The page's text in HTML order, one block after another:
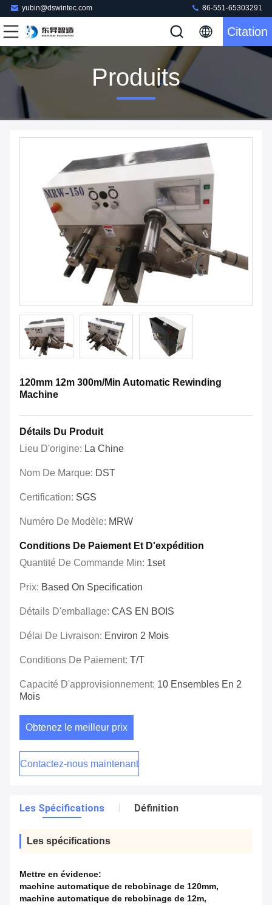
yubin@dswintec.com 86-551-65303291
Citation
Produits
120mm 12m 300m/Min Automatic Rewinding
Machine
Détails Du Produit
Lieu D'origine: La Chine
Nom De Marque: DST
Certification: SGS
Numéro De Modèle: MRW
Conditions De Paiement Et D'expédition
Quantité De Commande Min: 1set
Prix: Based On Specification
Détails D'emballage: CAS EN BOIS
Délai De Livraison: Environ 2 Mois
Conditions De Paiement: T/T
Capacité D'approvisionnement: 10 Ensembles En 2
Mois
Obtenez le meilleur prix
Contactez-nous maintenant
Les Spécifications Définition
Les spécifications
Mettre en évidence:
machine automatique de rebobinage de 120mm,
machine automatique de rebobinage de 12m,